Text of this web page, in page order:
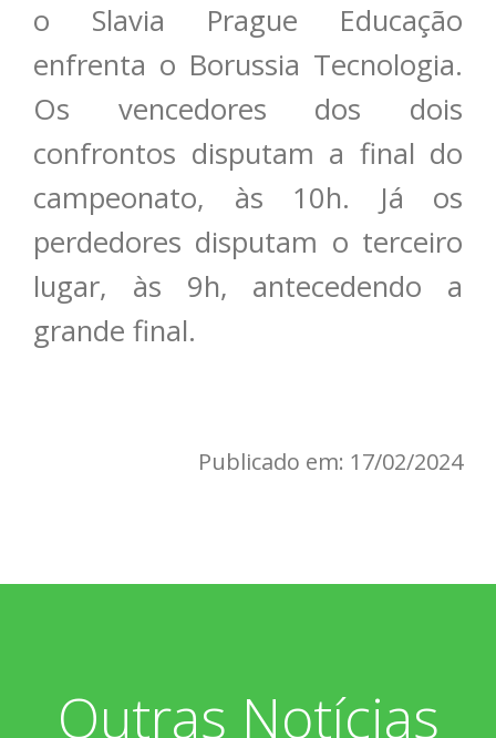
o Slavia Prague Educação
enfrenta o Borussia Tecnologia.
Os vencedores dos dois
confrontos disputam a final do
campeonato, às 10h. Já os
perdedores disputam o terceiro
lugar, às 9h, antecedendo a
grande final.
Publicado em: 17/02/2024
Outras Notícias